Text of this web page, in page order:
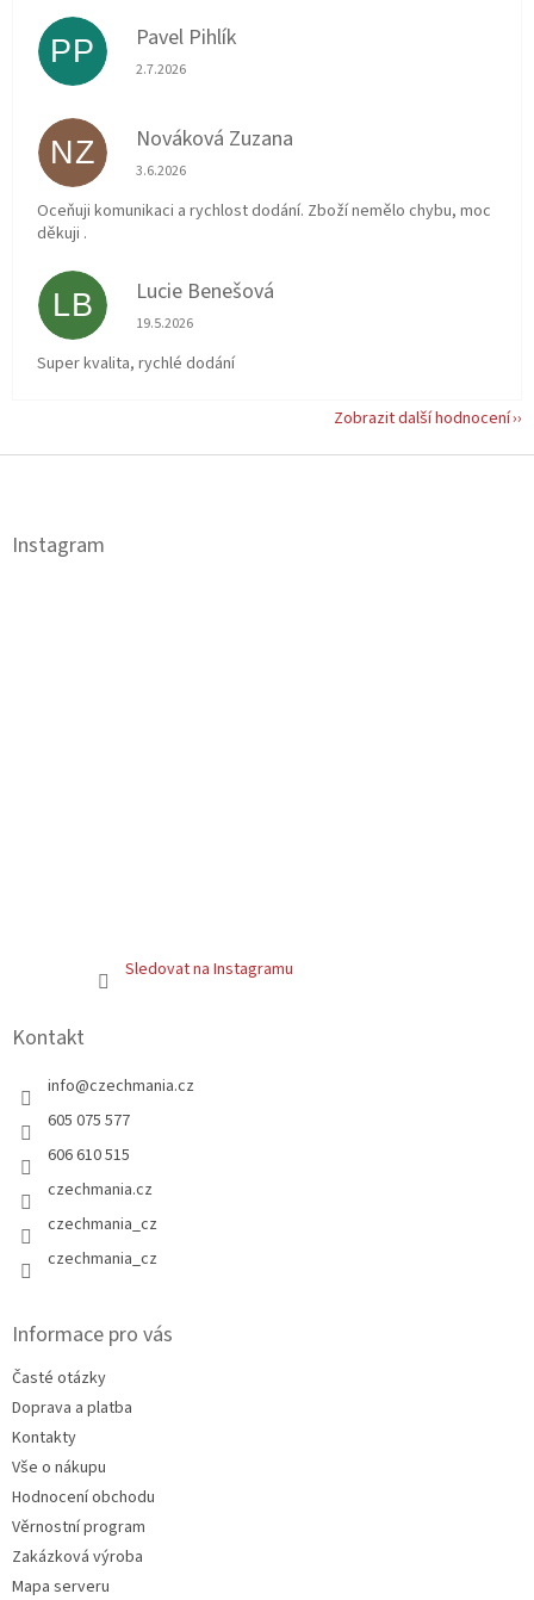
PP Pavel Pihlík
Hodnocení obchodu je 5 z 5 hvězdiček.
2.7.2026
NZ Nováková Zuzana
Hodnocení obchodu je 5 z 5 hvězdiček.
3.6.2026
Oceňuji komunikaci a rychlost dodání. Zboží nemělo chybu, moc
děkuji .
LB Lucie Benešová
Hodnocení obchodu je 5 z 5 hvězdiček.
19.5.2026
Super kvalita, rychlé dodání
Zobrazit další hodnocení
Z
Instagram
Sledovat na Instagramu
Kontakt
info@czechmania.cz
605 075 577
606 610 515
czechmania.cz
czechmania_cz
czechmania_cz
Informace pro vás
Časté otázky
Doprava a platba
Kontakty
Vše o nákupu
Hodnocení obchodu
Věrnostní program
Zakázková výroba
Mapa serveru